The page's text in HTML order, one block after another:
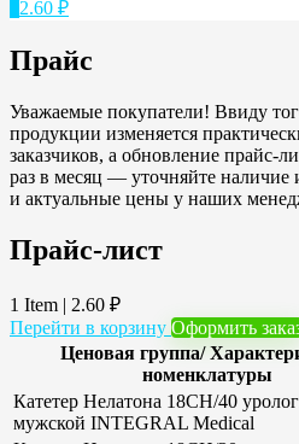
2.60 ₽
Прайс
Уважаемые покупатели! Ввиду
продукции изменяется
заказчиков, а обновление прайс-
раз в месяц — уточняйте наличие
и актуальные цены у наших
Прайс-лист
1 Item | 2.60 ₽
Перейти в корзину Оформить
Ценовая группа/
номенклатуры
Катетер Нелатона 18CH/40
мужской INTEGRAL Medical